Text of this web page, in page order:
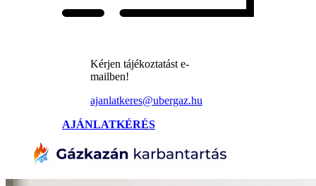
Kérjen tájékoztatást e-
mailben!
ajanlatkeres@ubergaz.hu
AJÁNLATKÉRÉS